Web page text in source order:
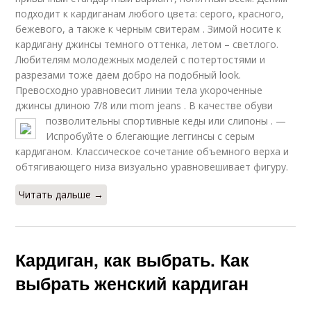
подходит к кардиганам любого цвета: серого, красного,
бежевого, а также к черным свитерам . Зимой носите к
кардигану джинсы темного оттенка, летом – светлого.
Любителям молодежных моделей с потертостями и
разрезами тоже даем добро на подобный look.
Превосходно уравновесит линии тела укороченные
джинсы длиною 7/8 или mom jeans . В качестве обуви
позволительны спортивные кеды или слипоны . —
Испробуйте о блегающие леггинсы с серым
кардиганом. Классическое сочетание объемного верха и
обтягивающего низа визуально уравновешивает фигуру.
Читать дальше →
Кардиган, как выбрать. Как
выбрать женский кардиган